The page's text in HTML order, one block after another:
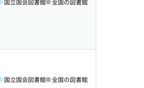
国立国会図書館 全国の図書館